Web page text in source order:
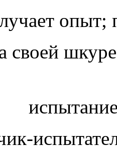
опыт;
своей